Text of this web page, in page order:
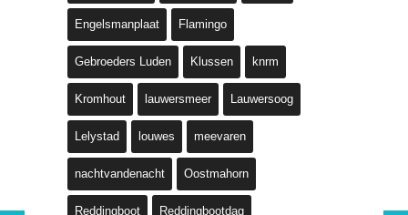
Engelsmanplaat Flamingo
Gebroeders Luden Klussen knrm
Kromhout lauwersmeer Lauwersoog
Lelystad louwes meevaren
nachtvandenacht Oostmahorn
Reddingboot Reddingbootdag